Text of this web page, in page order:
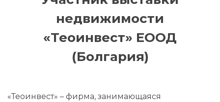
недвижимости
«Теоинвест» ЕООД
(Болгария)
«Теоинвест» – фирма, занимающаяся